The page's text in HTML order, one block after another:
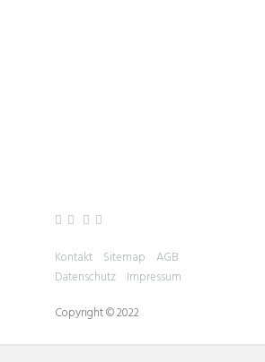
Kontakt Sitemap
AGB
Datenschutz
Impressum
Copyright © 2022